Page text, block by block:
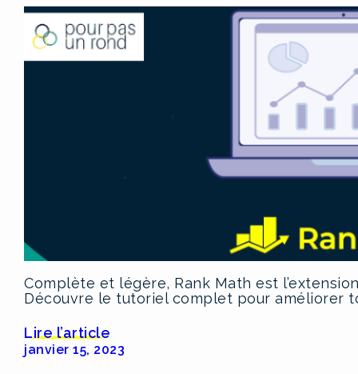
Complète et légère, Rank Math est
Découvre le tutoriel complet pour améliorer
Lire l’article
janvier 15, 2023